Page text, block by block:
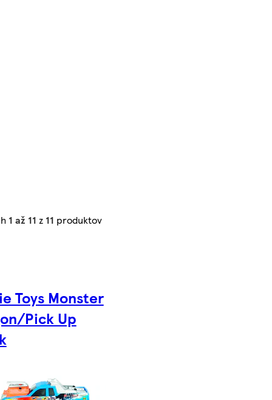
1 až 11 z 11 produktov
Toys Monster
Pick Up